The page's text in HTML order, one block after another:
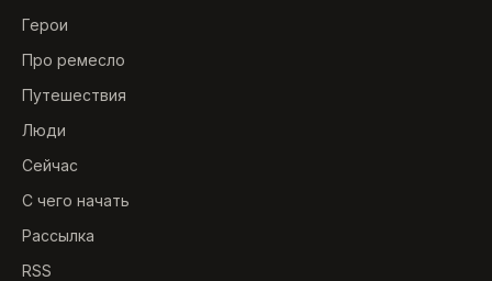
Герои
Про ремесло
Путешествия
Люди
Сейчас
С чего начать
Рассылка
RSS